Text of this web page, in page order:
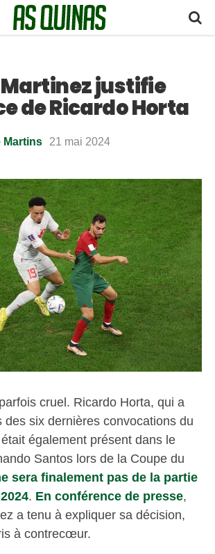
justifie
de Ricardo Horta
Martins 21 mai 2024
cruel. Ricardo Horta, qui a
des six dernières convocations du
également présent dans le
Santos lors de la Coupe du
sera finalement pas de la partie
. En conférence de presse,
a tenu à expliquer sa décision,
à contrecœur.